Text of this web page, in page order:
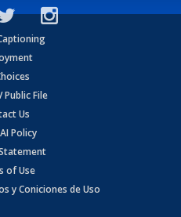
Public File
Us
Policy
of Use
y Coniciones de Uso